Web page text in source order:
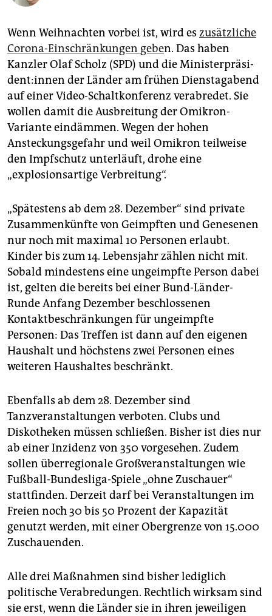
fragen & hilfe
unterstützen
abo
genossenschaft
epaper login
Wenn Weihnachten vorbei ist, wird es zusätzliche
Corona-Einschränkungen geben. Das haben
Kanzler Olaf Scholz (SPD) und die Mi­nis­ter­prä­si­
den­t:in­nen der Länder am frühen Dienstagabend
auf einer Video-Schaltkonferenz verabredet. Sie
wollen damit die Ausbreitung der Omikron-
Variante eindämmen. Wegen der hohen
Ansteckungsgefahr und weil Omikron teilweise
den Impfschutz unterläuft, drohe eine
„explosionsartige Verbreitung“.
„Spätestens ab dem 28. Dezember“ sind private
Zusammenkünfte von Geimpften und Genesenen
nur noch mit maximal 10 Personen erlaubt.
Kinder bis zum 14. Lebensjahr zählen nicht mit.
Sobald mindestens eine ungeimpfte Person dabei
ist, gelten die bereits bei einer Bund-Länder-
Runde Anfang Dezember beschlossenen
Kontaktbeschränkungen für ungeimpfte
Personen: Das Treffen ist dann auf den eigenen
Haushalt und höchstens zwei Personen eines
weiteren Haushaltes beschränkt.
Ebenfalls ab dem 28. Dezember sind
Tanzveranstaltungen verboten. Clubs und
Diskotheken müssen schließen. Bisher ist dies nur
ab einer Inzidenz von 350 vorgesehen. Zudem
sollen überregionale Großveranstaltungen wie
Fußball-Bundesliga-Spiele „ohne Zuschauer“
stattfinden. Derzeit darf bei Veranstaltungen im
Freien noch 30 bis 50 Prozent der Kapazität
genutzt werden, mit einer Obergrenze von 15.000
Zuschauenden.
Alle drei Maßnahmen sind bisher lediglich
politische Verabredungen. Rechtlich wirksam sind
sie erst, wenn die Länder sie in ihren jeweiligen